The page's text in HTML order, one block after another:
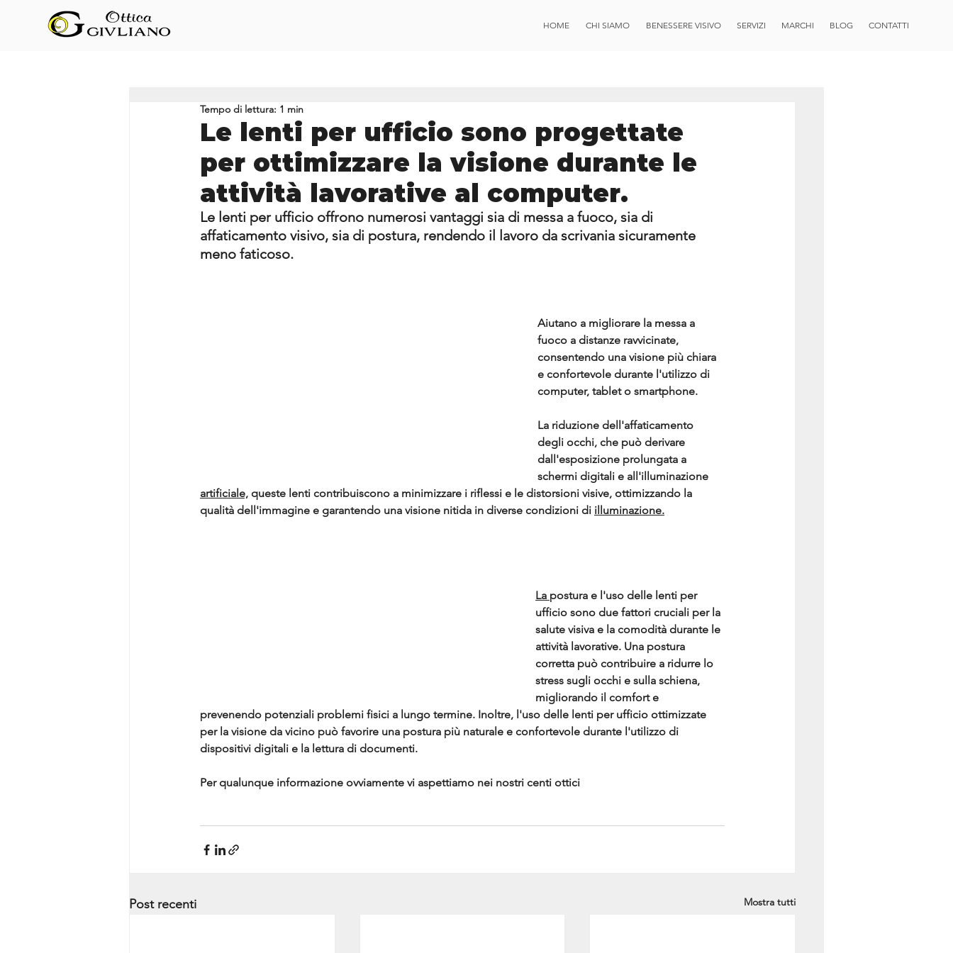
HOME CHI SIAMO BENESSERE VISIVO SERVIZI MARCHI BLOG CONTATTI
Le lenti per ufficio sono progettate
per ottimizzare la visione durante le
attività lavorative al computer.
Tempo di lettura: 1 min
Le lenti per ufficio offrono numerosi vantaggi sia di messa a fuoco, sia di
affaticamento visivo, sia di postura, rendendo il lavoro da scrivania sicuramente
meno faticoso.
Aiutano a migliorare la messa a
fuoco a distanze ravvicinate,
consentendo una visione più chiara
e confortevole durante l'utilizzo di
computer, tablet o smartphone.
La riduzione dell'affaticamento
degli occhi, che può derivare
dall'esposizione prolungata a
schermi digitali e all'illuminazione
artificiale, queste lenti contribuiscono a minimizzare i riflessi e le distorsioni visive, ottimizzando la
qualità dell'immagine e garantendo una visione nitida in diverse condizioni di illuminazione.
La postura e l'uso delle lenti per
ufficio sono due fattori cruciali per la
salute visiva e la comodità durante le
attività lavorative. Una postura
corretta può contribuire a ridurre lo
stress sugli occhi e sulla schiena,
migliorando il comfort e
prevenendo potenziali problemi fisici a lungo termine. Inoltre, l'uso delle lenti per ufficio ottimizzate
per la visione da vicino può favorire una postura più naturale e confortevole durante l'utilizzo di
dispositivi digitali e la lettura di documenti.
Per qualunque informazione ovviamente vi aspettiamo nei nostri centi ottici
Post recenti Mostra tutti